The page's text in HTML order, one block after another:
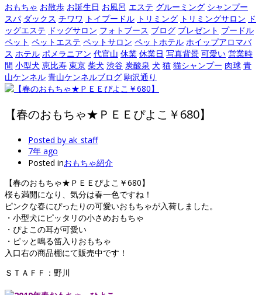
おもちゃ お散歩 お誕生日 お風呂 エステ グルーミング シャンプー
スパ ダックス チワワ トイプードル トリミング トリミングサロン ド
ッグエステ ドッグサロン フォトブース ブログ プレゼント プードル
ペット ペットエステ ペットサロン ペットホテル ホイップアロマバ
ス ホテル ポメラニアン 代官山 休業 休業日 写真背景 可愛い 営業時
間 小型犬 恵比寿 東京 柴犬 渋谷 炭酸泉 犬 猫 猫シャンプー 肉球 青
山ケンネル 青山ケンネルブログ 駒沢通り
【春のおもちゃ★ＰＥＥぴよこ￥680】
Posted by ak_staff
7年 ago
Posted inおもちゃ紹介
【春のおもちゃ★ＰＥＥぴよこ￥680】
桜も満開になり、気分は春一色ですね！
ピンクな春にぴったりの可愛いおもちゃが入荷しました。
・小型犬にピッタリの小さめおもちゃ
・ぴよこの耳が可愛い
・ピッと鳴る笛入りおもちゃ
入口右の商品棚にて販売中です！
ＳＴＡＦＦ：野川